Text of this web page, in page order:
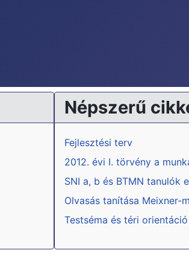
Népszerű
Fejlesztési terv
2012. évi I. törvény a
SNI a, b és BTMN tanulók
Olvasás tanítása Meixner-
Testséma és téri